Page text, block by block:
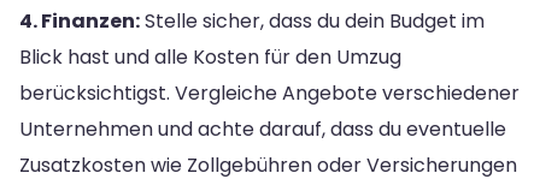
4. Finanzen:Stelle sicher, dass du dein Budget im
Blick hast und alle Kosten für den Umzug
berücksichtigst. Vergleiche Angebote verschiedener
Unternehmen und achte darauf, dass du eventuelle
Zusatzkosten wie Zollgebühren oder Versicherungen